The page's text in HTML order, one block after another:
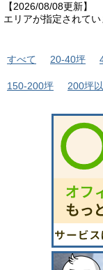
【2026/08/08更新】
エリアが指定されてい
すべて 20-40坪
150-200坪 200坪